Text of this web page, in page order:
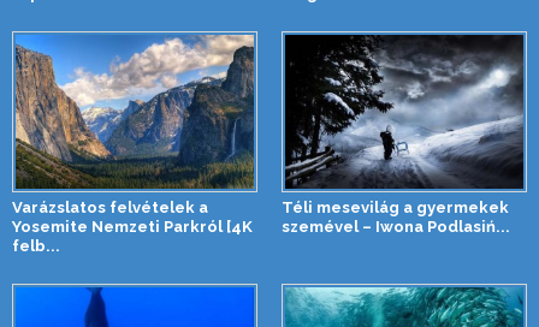
Varázslatos felvételek a
Yosemite Nemzeti Parkról [4K
felb...
Téli mesevilág a gyermekek
szemével – Iwona Podlasiń...